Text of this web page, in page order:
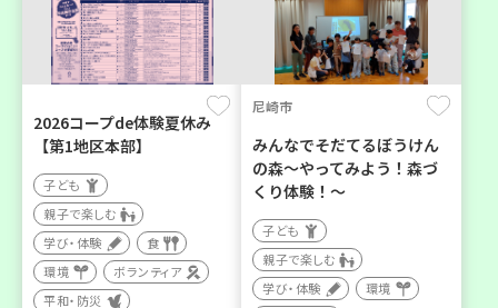
2026コープde体験夏休み
【第1地区本部】
子ども
親子で楽しむ
学び・体験
食
環境
ボランティア
平和・防災
尼崎市
みんなでそだてるぼうけん
の森～やってみよう！森づ
くり体験！～
子ども
親子で楽しむ
学び・体験
環境